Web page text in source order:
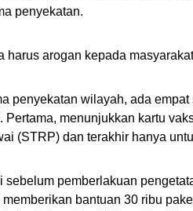
penyekatan.
harus arogan kepada
penyekatan wilayah, ada
Pertama, menunjukkan kartu
(STRP) dan terakhir hanya
sebelum pemberlakuan
memberikan bantuan 30 ribu